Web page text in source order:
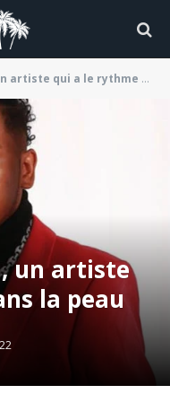
qui a le rythme dans la peau
un artiste
la peau